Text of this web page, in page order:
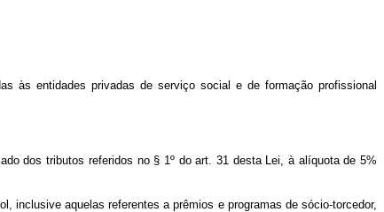
às entidades privadas de serviço social e de formação profissional
dos tributos referidos no § 1º do art. 31 desta Lei, à alíquota de 5%
inclusive aquelas referentes a prêmios e programas de sócio-torcedor,